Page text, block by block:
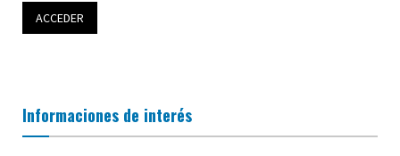
Informaciones de interés